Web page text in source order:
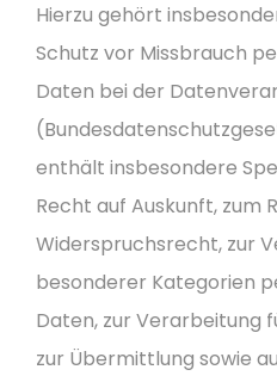
Hierzu gehört
Schutz vor Missbrauch
Daten bei der
enthält insbesondere
Recht auf Auskunft, zum
Widerspruchsrecht, zur
besonderer Kategorien
Daten, zur Verarbeitung
zur Übermittlung sowie